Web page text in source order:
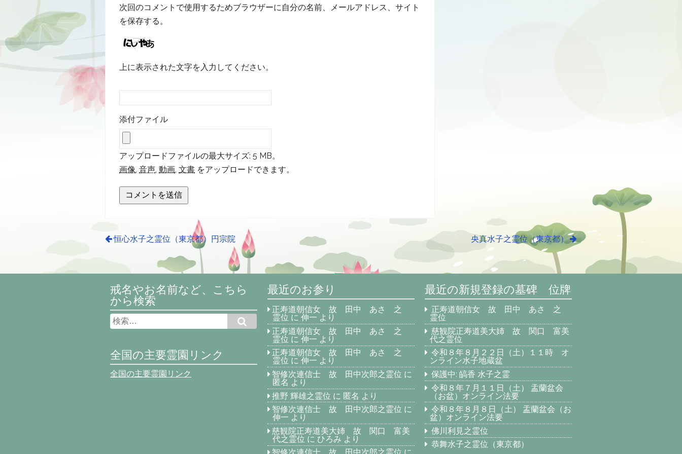
次回のコメントで使用するためブラウザーに自分の名前、メールアドレス、サイト
を保存する。
上に表示された文字を入力してください。
添付ファイル
アップロードファイルの最大サイズ: 5 MB。
画像 ,音声 ,動画 ,文書 をアップロードできます。
恒心水子之霊位（東京都）円宗院 央真水子之霊位（東京都）
戒名やお名前など、こちら
から検索
最近のお参り
正寿道朝信女 故 田中 あさ 之
霊位 に 伸一 より
正寿道朝信女 故 田中 あさ 之
霊位 に 伸一 より
正寿道朝信女 故 田中 あさ 之
霊位 に 伸一 より
智修次連信士 故 田中次郎之霊位 に
匿名 より
推野 輝雄之霊位 に 匿名 より
智修次連信士 故 田中次郎之霊位 に
伸一 より
慈観院正寿道美大姉 故 関口 富美
代之霊位 に ひろみ より
最近の新規登録の墓碑 位牌
正寿道朝信女 故 田中 あさ 之
霊位
慈観院正寿道美大姉 故 関口 富美
代之霊位
令和８年８月２２日（土）１１時 オ
ンライン水子地蔵盆
保護中: 皜香 水子之霊
令和８年７月１１日（土） 盂蘭盆会
（お盆）オンライン法要
令和８年８月８日（土） 盂蘭盆会（お
盆）オンライン法要
佛川利見之霊位
恭舞水子之霊位（東京都）
全国の主要霊園リンク
全国の主要霊園リンク